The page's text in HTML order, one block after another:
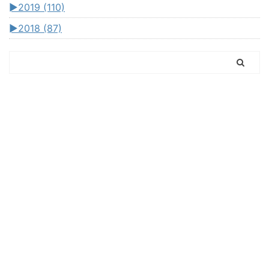
►2019 (110)
►2018 (87)